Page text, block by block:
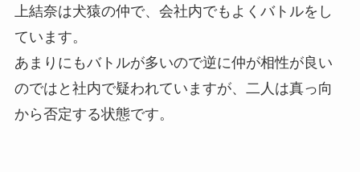
上結奈は犬猿の仲で、会社内でもよくバトルをし
ています。
あまりにもバトルが多いので逆に仲が相性が良い
のではと社内で疑われていますが、二人は真っ向
から否定する状態です。